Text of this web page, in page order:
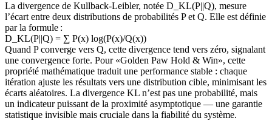
La divergence de Kullback-Leibler, notée D_KL(P||Q), mesure
l’écart entre deux distributions de probabilités P et Q. Elle est définie
par la formule :
D_KL(P||Q) = ∑ P(x) log(P(x)/Q(x))
Quand P converge vers Q, cette divergence tend vers zéro, signalant
une convergence forte. Pour «Golden Paw Hold & Win», cette
propriété mathématique traduit une performance stable : chaque
itération ajuste les résultats vers une distribution cible, minimisant les
écarts aléatoires. La divergence KL n’est pas une probabilité, mais
un indicateur puissant de la proximité asymptotique — une garantie
statistique invisible mais cruciale dans la fiabilité du système.